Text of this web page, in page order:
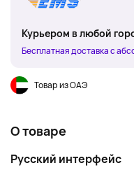
Курьером в любой
Бесплатная доставка с
Товар из ОАЭ
О товаре
Русский интерфейс